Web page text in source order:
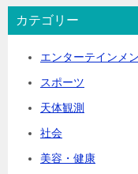
カテゴリー
エンターテインメ
スポーツ
天体観測
社会
美容・健康